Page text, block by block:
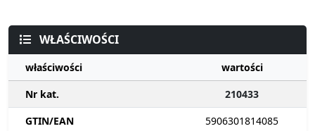
WŁAŚCIWOŚCI
właściwości
wartości
Nr kat.
210433
GTIN/EAN
5906301814085